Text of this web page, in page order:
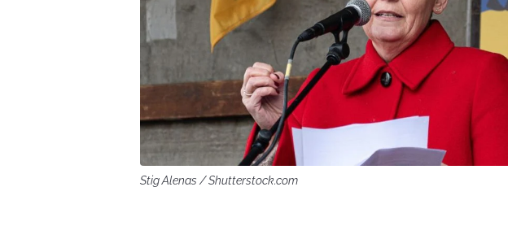
Stig Alenas / Shutterstock.com